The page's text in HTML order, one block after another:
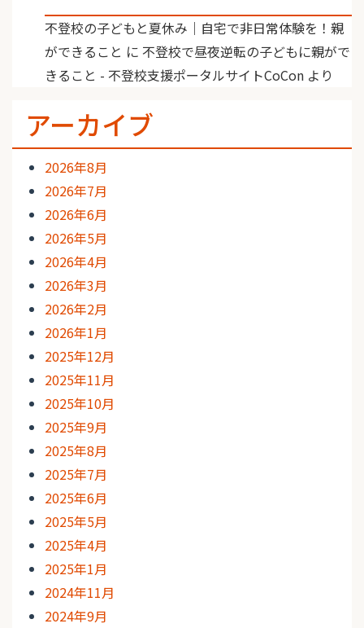
不登校の子どもと夏休み｜自宅で非日常体験を！親
ができること に 不登校で昼夜逆転の子どもに親がで
きること - 不登校支援ポータルサイトCoCon より
アーカイブ
2026年8月
2026年7月
2026年6月
2026年5月
2026年4月
2026年3月
2026年2月
2026年1月
2025年12月
2025年11月
2025年10月
2025年9月
2025年8月
2025年7月
2025年6月
2025年5月
2025年4月
2025年1月
2024年11月
2024年9月